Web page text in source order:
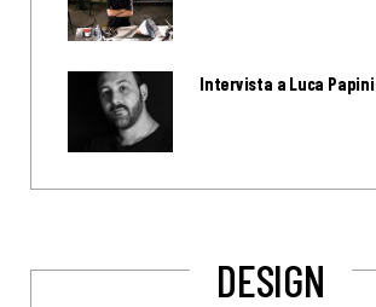
Intervista a Luca Papini
DESIGN